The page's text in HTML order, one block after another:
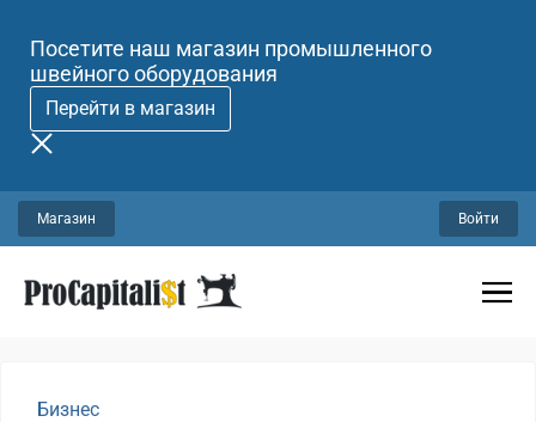
Посетите наш магазин промышленного
швейного оборудования
Перейти в магазин
Магазин Войти
Бизнес